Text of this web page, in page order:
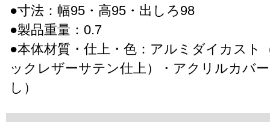
●寸法：幅95・高95・出しろ98
●製品重量：0.7
●本体材質・仕上・色：アルミダイカスト
ックレザーサテン仕上）・アクリルカバ
し）